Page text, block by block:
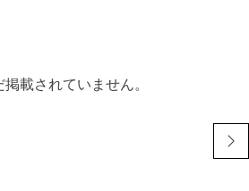
載されていません。